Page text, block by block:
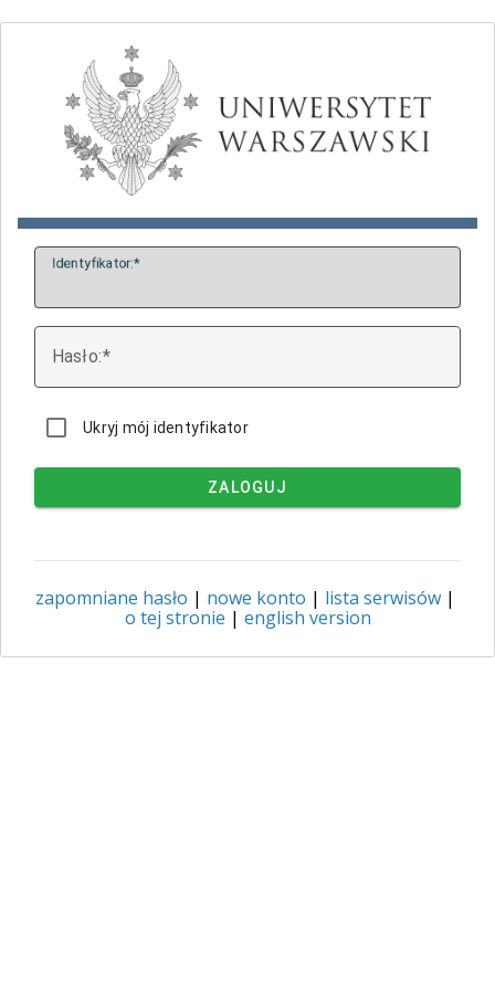
Identyfikator:
Hasło:
Ukryj mój identyfikator
ZALOGUJ
zapomniane hasło | nowe konto | lista serwisów |
o tej stronie | english version